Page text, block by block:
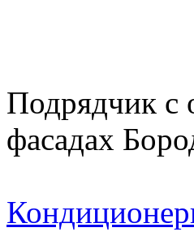
Подрядчик с
фасадах